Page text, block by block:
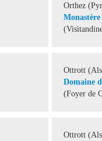
Orthez
Ottrott
Domaine
(Foyer de
Ottrott